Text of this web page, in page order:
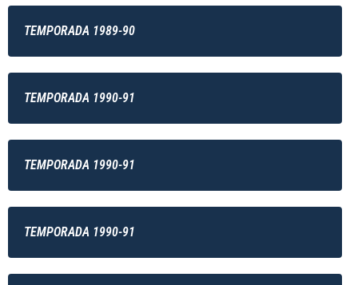
TEMPORADA 1989-90
TEMPORADA 1990-91
TEMPORADA 1990-91
TEMPORADA 1990-91